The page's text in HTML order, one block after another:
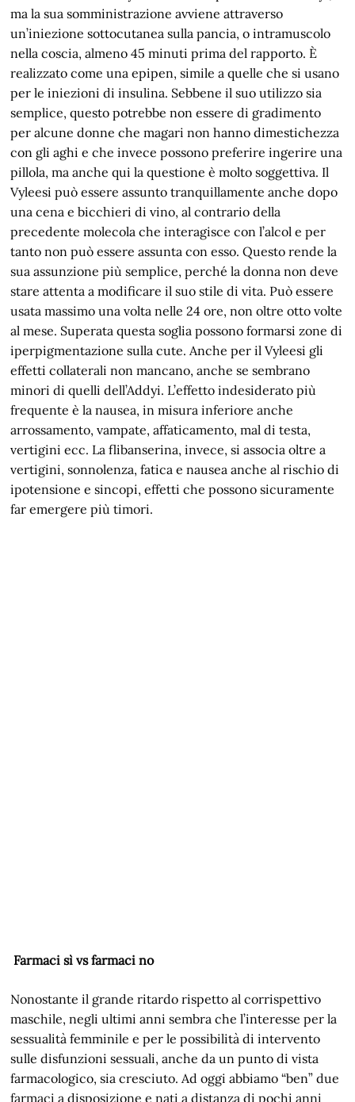
ma la sua somministrazione avviene attraverso
un’iniezione sottocutanea sulla pancia, o intramuscolo
nella coscia, almeno 45 minuti prima del rapporto. È
realizzato come una epipen, simile a quelle che si usano
per le iniezioni di insulina. Sebbene il suo utilizzo sia
semplice, questo potrebbe non essere di gradimento
per alcune donne che magari non hanno dimestichezza
con gli aghi e che invece possono preferire ingerire una
pillola, ma anche qui la questione è molto soggettiva. Il
Vyleesi può essere assunto tranquillamente anche dopo
una cena e bicchieri di vino, al contrario della
precedente molecola che interagisce con l’alcol e per
tanto non può essere assunta con esso. Questo rende la
sua assunzione più semplice, perché la donna non deve
stare attenta a modificare il suo stile di vita. Può essere
usata massimo una volta nelle 24 ore, non oltre otto volte
al mese. Superata questa soglia possono formarsi zone di
iperpigmentazione sulla cute. Anche per il Vyleesi gli
effetti collaterali non mancano, anche se sembrano
minori di quelli dell’Addyi. L’effetto indesiderato più
frequente è la nausea, in misura inferiore anche
arrossamento, vampate, affaticamento, mal di testa,
vertigini ecc. La flibanserina, invece, si associa oltre a
vertigini, sonnolenza, fatica e nausea anche al rischio di
ipotensione e sincopi, effetti che possono sicuramente
far emergere più timori.
Farmaci sì vs farmaci no
Nonostante il grande ritardo rispetto al corrispettivo
maschile, negli ultimi anni sembra che l’interesse per la
sessualità femminile e per le possibilità di intervento
sulle disfunzioni sessuali, anche da un punto di vista
farmacologico, sia cresciuto. Ad oggi abbiamo “ben” due
farmaci a disposizione e nati a distanza di pochi anni